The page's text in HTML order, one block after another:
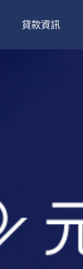
貸款資訊